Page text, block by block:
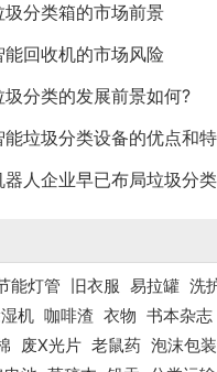
圾分类箱的市场前景
能回收机的市场风险
圾分类的发展前景如何?
能垃圾分类设备的优点和
器人企业早已布局垃圾分类
能灯管 旧衣服 易拉罐 洗
机 咖啡渣 衣物 书本杂志
废X光片 老鼠药 泡沫包